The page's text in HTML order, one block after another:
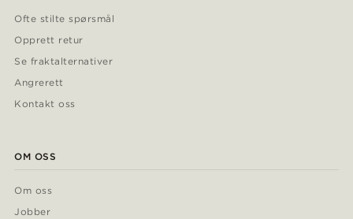
Ofte stilte spørsmål
Opprett retur
Se fraktalternativer
Angrerett
Kontakt oss
OM OSS
Om oss
Jobber